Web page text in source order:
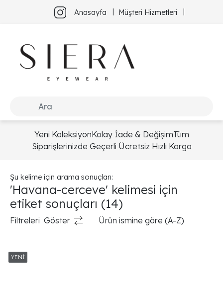
Anasayfa Müşteri Hizmetleri
Yeni KoleksiyonKolay İade & DeğişimTüm
Siparişlerinizde Geçerli Ücretsiz Hızlı Kargo
Şu kelime için arama sonuçları:
'Havana-cerceve' kelimesi için
etiket sonuçları (14)
Filtreleri Göster Ürün ismine göre (A-Z)